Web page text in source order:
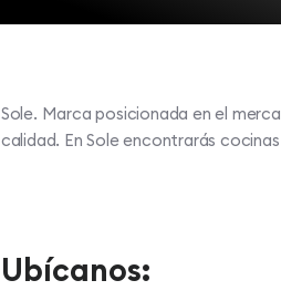
Sole. Marca posicionada en el
calidad. En Sole encontrarás
Ubícanos: